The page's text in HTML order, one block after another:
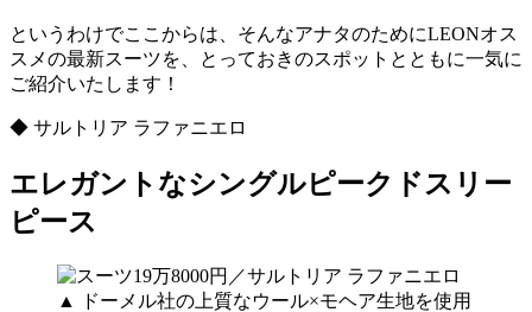
というわけでここからは、そんなアナタのためにLEONオス
スメの最新スーツを、とっておきのスポットとともに一気に
ご紹介いたします！
◆ サルトリア ラファニエロ
エレガントなシングルピークドスリー
ピース
▲ ドーメル社の上質なウール×モヘア生地を使用